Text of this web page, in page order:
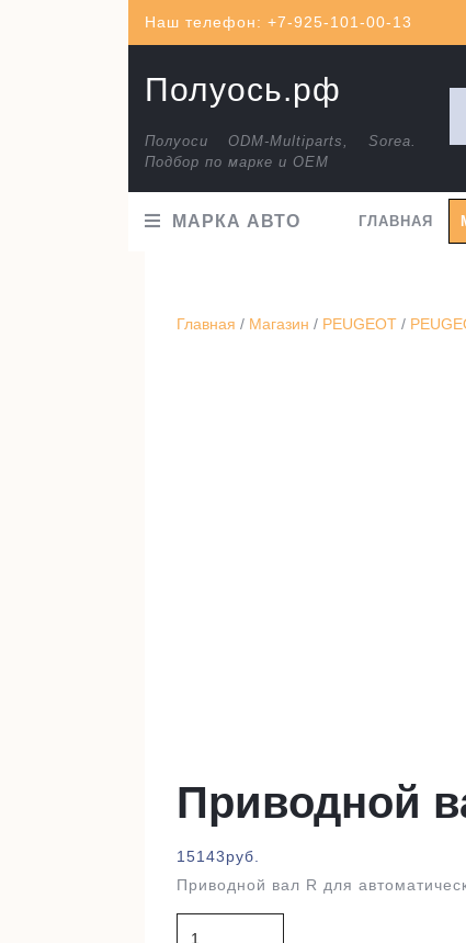
Наш телефон: +7-925-101-00-13
Полуось.рф
Полуоси ODM-Multiparts, Sorea.
Подбор по марке и ОЕМ
МАРКА АВТО ГЛАВНАЯ
Главная / Магазин / PEUGEOT /
Приводной
15143руб.
Приводной вал R для